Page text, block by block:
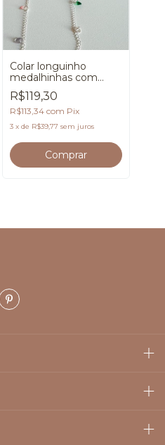
Colar longuinho
medalhinhas com
zircônias coloridas em
banho de Prata 925
R$119,30
R$113,34com Pix
3 xde R$39,77 sem juros